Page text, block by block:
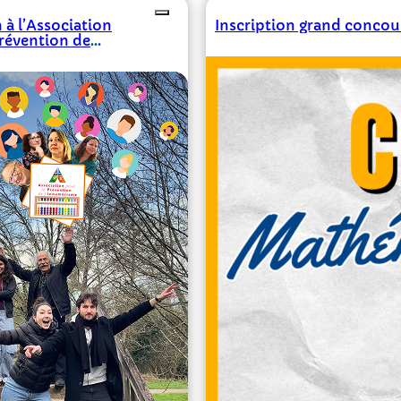
l’Association
de
Inscription grand